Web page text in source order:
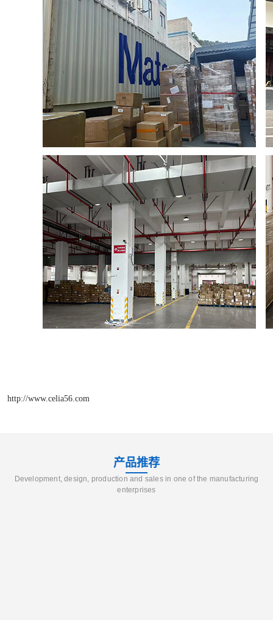
http://www.celia56.com
产品推荐
Development, design, production and sales in one of the manufacturing
enterprises